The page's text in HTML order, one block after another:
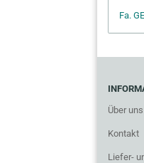
Fa.
Über uns
Kontakt
Liefer-